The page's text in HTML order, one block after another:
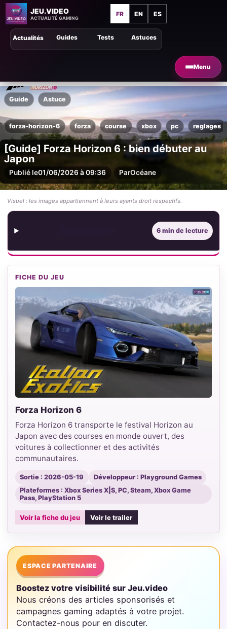
JEU.VIDEO
ACTUALITÉ GAMING
FR EN ES
Menu
Astuces
Guides Tests
Actualités
Guide Astuce
forza-horizon-6 forza course xbox pc reglages
[Guide] Forza Horizon 6 : bien débuter au
Japon
Publié le01/06/2026 à 09:36 ParOcéane
Visuel : les images appartiennent à leurs ayants droit respectifs.
6 min de lecture
FICHE DU JEU
Forza Horizon 6
Forza Horizon 6 transporte le festival Horizon au
Japon avec des courses en monde ouvert, des
voitures à collectionner et des activités
communautaires.
Sortie : 2026-05-19
Développeur : Playground Games
Plateformes : Xbox Series X|S, PC, Steam, Xbox Game
Pass, PlayStation 5
Voir la fiche du jeu Voir le trailer
ESPACE PARTENAIRE
Boostez votre visibilité sur Jeu.video
Nous créons des articles sponsorisés et
campagnes gaming adaptés à votre projet.
Contactez-nous pour en discuter.